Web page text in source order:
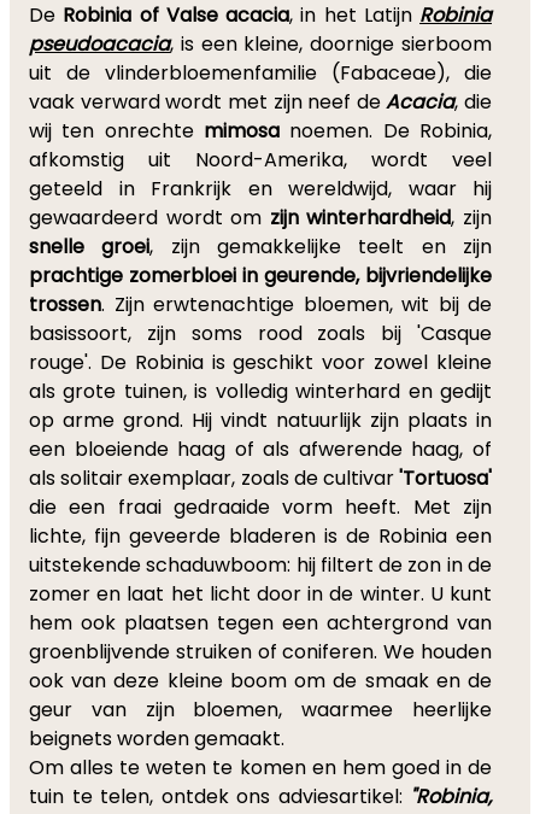
De Robinia of Valse acacia, in het Latijn Robinia
pseudoacacia, is een kleine, doornige sierboom
uit de vlinderbloemenfamilie (Fabaceae), die
vaak verward wordt met zijn neef deAcacia, die
wij ten onrechte mimosa noemen. De Robinia,
afkomstig uit Noord-Amerika, wordt veel
geteeld in Frankrijk en wereldwijd, waar hij
gewaardeerd wordt om zijn winterhardheid, zijn
snelle groei, zijn gemakkelijke teelt en zijn
prachtige zomerbloei in geurende, bijvriendelijke
trossen. Zijn erwtenachtige bloemen, wit bij de
basissoort, zijn soms rood zoals bij 'Casque
rouge'. De Robinia is geschikt voor zowel kleine
als grote tuinen, is volledig winterhard en gedijt
op arme grond. Hij vindt natuurlijk zijn plaats in
een bloeiende haag of als afwerende haag, of
als solitair exemplaar, zoals de cultivar'Tortuosa'
die een fraai gedraaide vorm heeft. Met zijn
lichte, fijn geveerde bladeren is de Robinia een
uitstekende schaduwboom: hij filtert de zon in de
zomer en laat het licht door in de winter. U kunt
hem ook plaatsen tegen een achtergrond van
groenblijvende struiken of coniferen. We houden
ook van deze kleine boom om de smaak en de
geur van zijn bloemen, waarmee heerlijke
beignets worden gemaakt.
Om alles te weten te komen en hem goed in de
tuin te telen, ontdek ons adviesartikel: "Robinia,